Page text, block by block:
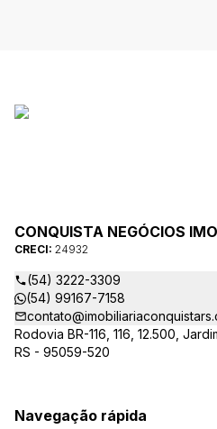
CONQUISTA NEGÓCIOS
CRECI: 24932
(54) 3222-3309
(54) 99167-7158
Rodovia BR-116, 116, 12.500,
RS - 95059-520
Navegação rápida